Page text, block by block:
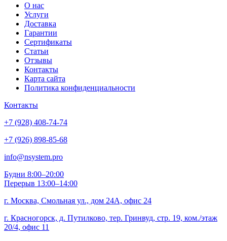
О нас
Услуги
Доставка
Гарантии
Сертификаты
Статьи
Отзывы
Контакты
Карта сайта
Политика конфиденциальности
Контакты
+7 (928) 408-74-74
+7 (926) 898-85-68
info@nsystem.pro
Будни 8:00–20:00
Перерыв 13:00–14:00
г. Москва, Смольная ул., дом 24А, офис 24
г. Красногорск, д. Путилково, тер. Гринвуд, стр. 19, ком./этаж
20/4, офис 11